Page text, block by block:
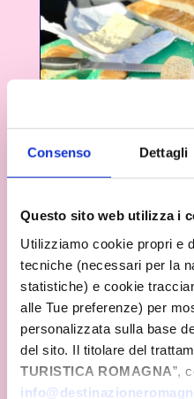
Consenso Dettagli
Questo sito web utilizza i
Utilizziamo cookie propri e
tecniche (necessari per la
statistiche) e cookie
alle Tue preferenze) per
personalizzata sulla base
del sito. Il titolare del
TURISTICA ROMAGNA”,